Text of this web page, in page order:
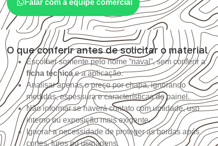
Falar com a equipe comercial
O que conferir antes de solicitar o material
Escolher somente pelo nome “naval”, sem conferir a
ficha técnicae a aplicação.
Analisar apenas o preço por chapa, ignorando
medidas, espessura e características do painel.
Não informar se haverá contato com umidade, uso
interno ou exposição mais exigente.
Ignorar a necessidade de proteger as bordas após
cortes, furos ou usinagens.